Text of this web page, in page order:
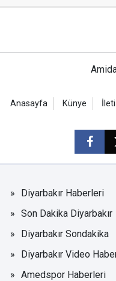
Anasayfa Künye
Diyarbakır Haberleri
Son Dakika Diyarbakır
Diyarbakır Sondakika
Diyarbakır Video
Amedspor Haberleri